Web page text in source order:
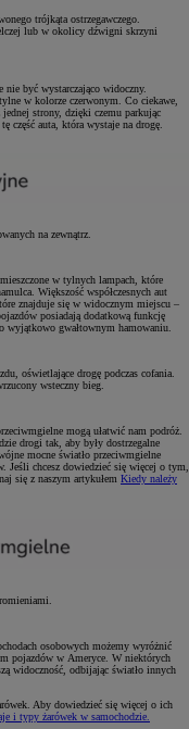
trójkąta ostrzegawczego.
lub w okolicy dźwigni skrzyni
nie być wystarczająco widoczny.
w kolorze czerwonym. Co ciekawe,
strony, dzięki czemu parkując
część auta, która wystaje na drogę.
na zewnątrz.
w tylnych lampach, które
Większość współczesnych aut
znajduje się w widocznym miejscu –
posiadają dodatkową funkcję
wyjątkowo gwałtownym hamowaniu.
oświetlające drogę podczas cofania.
wsteczny bieg.
mogą ułatwić nam podróż.
drogi tak, aby były dostrzegalne
mocne światło przeciwmgielne
Jeśli chcesz dowiedzieć się więcej o tym,
się z naszym artykułem Kiedy należy
osobowych możemy wyróżnić
pojazdów w Ameryce. W niektórych
widoczność, odbijając światło innych
Aby dowiedzieć się więcej o ich
i typy żarówek w samochodzie.